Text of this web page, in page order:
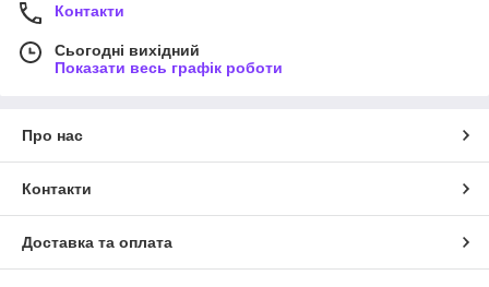
Контакти
Сьогодні вихідний
Показати весь графік роботи
Про нас
Контакти
Доставка та оплата